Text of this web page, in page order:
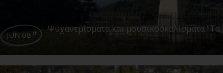
JUN 08 th Ψυχανεμίσματα και μουσικοσκαλίσματα “Τα